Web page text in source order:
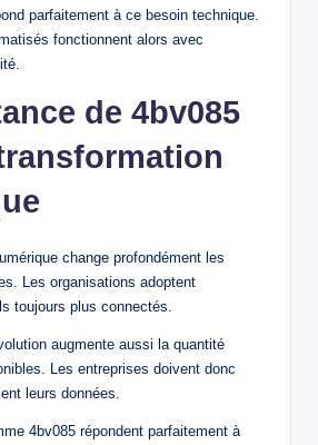
parfaitement à ce besoin technique.
fonctionnent alors avec
de 4bv085
change profondément les
Les organisations adoptent
toujours plus connectés.
augmente aussi la quantité
Les entreprises doivent donc
leurs données.
4bv085 répondent parfaitement à